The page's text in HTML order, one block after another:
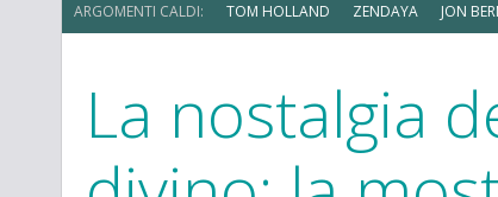
ARGOMENTI CALDI: TOM HOLLAND ZENDAYA JON
La nostalgia